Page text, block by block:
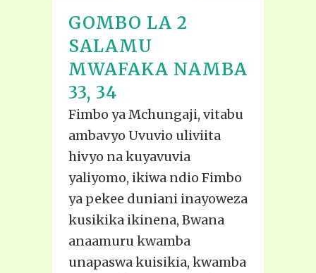
GOMBO LA 2
SALAMU
MWAFAKA NAMBA
33, 34
Fimbo ya Mchungaji, vitabu
ambavyo Uvuvio uliviita
hivyo na kuyavuvia
yaliyomo, ikiwa ndio Fimbo
ya pekee duniani inayoweza
kusikika ikinena, Bwana
anaamuru kwamba
unapaswa kuisikia, kwamba